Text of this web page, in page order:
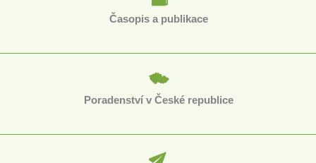
Časopis a publikace
Poradenství v České republice